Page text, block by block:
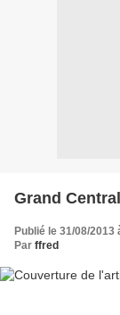
Grand Central
Publié le 31/08/2013
Par ffred